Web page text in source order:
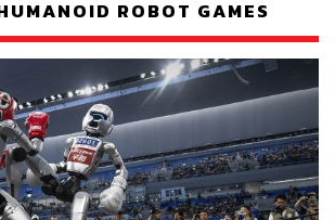
ROBOT GAMES